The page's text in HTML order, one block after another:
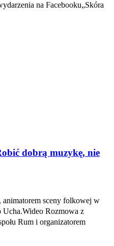
na Facebooku„Skóra
dobrą muzykę, nie
animatorem sceny folkowej w
Rozmowa z
Rum i organizatorem